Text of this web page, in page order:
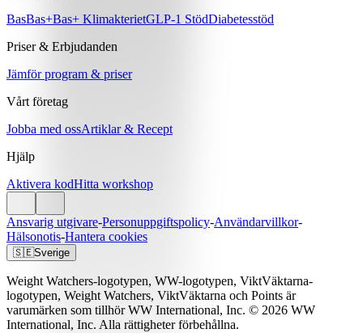
BasBas+Bas+ KlimakterietGLP-1 StödDiabetesstöd
Priser & Erbjudanden
Jämför program & priser
Vårt företag
Jobba med ossArtiklar & Recept
Hjälp
Aktivera kodHitta workshop
Ansvarig utgivare-Personuppgiftspolicy-Användarvillkor-
Hälsonotis-Hantera cookies
🇸🇪Sverige
Weight Watchers-logotypen, WW-logotypen, ViktVäktarna-
logotypen, Weight Watchers, ViktVäktarna och Points är
varumärken som tillhör WW International, Inc. © 2026 WW
International, Inc. Alla rättigheter förbehållna.